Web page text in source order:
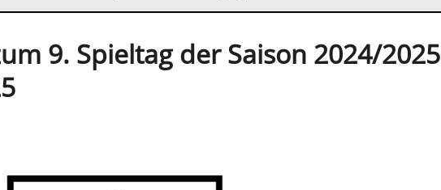
9. Spieltag der Saison 2024/2025